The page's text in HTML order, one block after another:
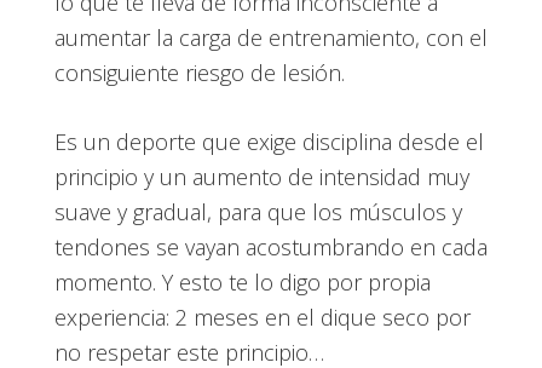
aumentar la carga de entrenamiento, con el
consiguiente riesgo de lesión.
Es un deporte que exige disciplina desde el
principio y un aumento de intensidad muy
suave y gradual, para que los músculos y
tendones se vayan acostumbrando en cada
momento. Y esto te lo digo por propia
experiencia: 2 meses en el dique seco por
no respetar este principio…